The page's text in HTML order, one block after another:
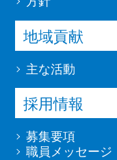
地域貢献
主な活動
採用情報
募集要項
職員メッセージ